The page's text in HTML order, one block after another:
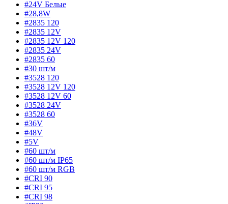
#24V Белые
#28,8W
#2835 120
#2835 12V
#2835 12V 120
#2835 24V
#2835 60
#30 шт/м
#3528 120
#3528 12V 120
#3528 12V 60
#3528 24V
#3528 60
#36V
#48V
#5V
#60 шт/м
#60 шт/м IP65
#60 шт/м RGB
#CRI 90
#CRI 95
#CRI 98